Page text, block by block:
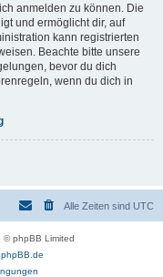
anmelden zu können. Die
und ermöglicht dir, auf
kann registrierten
Beachte bitte unsere
bevor du dich
wenn du dich in
Alle Zeiten sind UTC
© phpBB Limited
phpBB.de